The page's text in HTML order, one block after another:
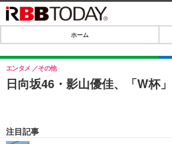
IT・デジタル
SPEED TEST
ライフ
ホーム
日向坂46・影山優佳、「W杯
エンタメ その他
注目記事